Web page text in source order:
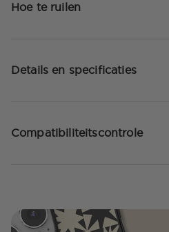
Hoe te ruilen
Details en specificaties
Compatibiliteitscontrole